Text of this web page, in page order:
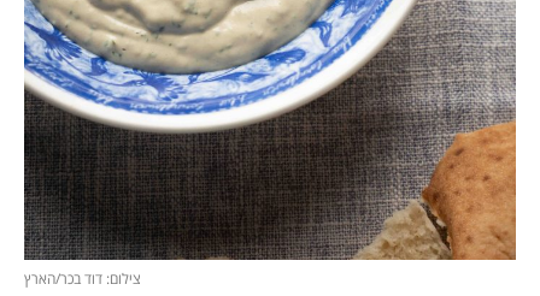
צילום: דוד בכר/הארץ